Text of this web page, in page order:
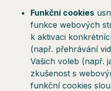
Funkční cookies
funkce webových
k aktivaci
(např. přehrávání
Vašich voleb (např.
zkušenost s
funkční cookies